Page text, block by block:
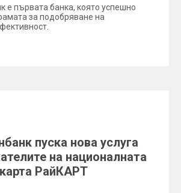
е първата банка, която успешно
за подобряване на
пуска нова услуга
на националната
РайКАРТ